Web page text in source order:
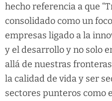
hecho referencia a que
consolidado como un
empresas ligado a la
y el desarrollo y no solo
allá de nuestras
la calidad de vida y ser
sectores punteros como